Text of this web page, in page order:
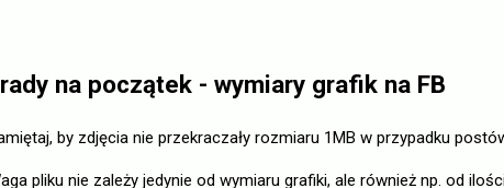
na początek - wymiary grafik na FB
by zdjęcia nie przekraczały rozmiaru 1MB w przypadku
pliku nie zależy jedynie od wymiaru grafiki, ale również np. od